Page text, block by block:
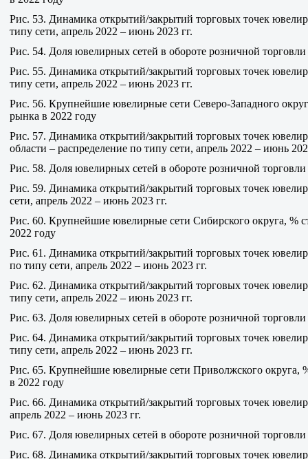
Рис. 53. Динамика открытий/закрытий торговых точек
типу сети, апрель 2022 – июнь 2023 гг.
Рис. 54. Доля ювелирных сетей в обороте розничной
Рис. 55. Динамика открытий/закрытий торговых точек
типу сети, апрель 2022 – июнь 2023 гг.
Рис. 56. Крупнейшие ювелирные сети Северо-Западного
рынка в 2022 году
Рис. 57. Динамика открытий/закрытий торговых точек
области – распределение по типу сети, апрель 2022 – июнь
Рис. 58. Доля ювелирных сетей в обороте розничной
Рис. 59. Динамика открытий/закрытий торговых точек
сети, апрель 2022 – июнь 2023 гг.
Рис. 60. Крупнейшие ювелирные сети Сибирского округа, %
2022 году
Рис. 61. Динамика открытий/закрытий торговых точек
по типу сети, апрель 2022 – июнь 2023 гг.
Рис. 62. Динамика открытий/закрытий торговых точек
типу сети, апрель 2022 – июнь 2023 гг.
Рис. 63. Доля ювелирных сетей в обороте розничной
Рис. 64. Динамика открытий/закрытий торговых точек
типу сети, апрель 2022 – июнь 2023 гг.
Рис. 65. Крупнейшие ювелирные сети Приволжского округа,
в 2022 году
Рис. 66. Динамика открытий/закрытий торговых точек
апрель 2022 – июнь 2023 гг.
Рис. 67. Доля ювелирных сетей в обороте розничной
Рис. 68. Динамика открытий/закрытий торговых точек